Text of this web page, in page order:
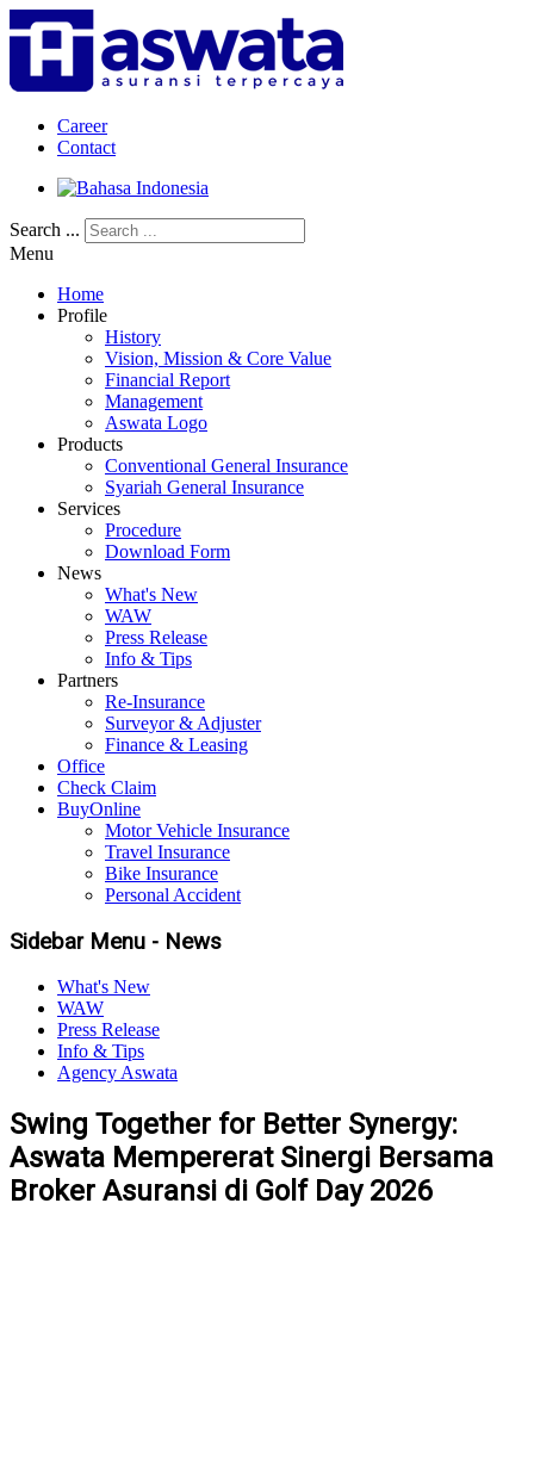
Career
Contact
Search ...
Menu
Home
Profile
History
Vision, Mission & Core Value
Financial Report
Management
Aswata Logo
Products
Conventional General Insurance
Syariah General Insurance
Services
Procedure
Download Form
News
What's New
WAW
Press Release
Info & Tips
Partners
Re-Insurance
Surveyor & Adjuster
Finance & Leasing
Office
Check Claim
BuyOnline
Motor Vehicle Insurance
Travel Insurance
Bike Insurance
Personal Accident
Sidebar Menu - News
What's New
WAW
Press Release
Info & Tips
Agency Aswata
Swing Together for Better Synergy:
Aswata Mempererat Sinergi Bersama
Broker Asuransi di Golf Day 2026